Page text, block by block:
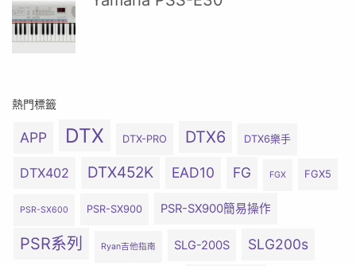
熱門標籤
APP DTX DTX-PRO DTX6 DTX6樂手
DTX402 DTX452K EAD10 FG FGX FGX5
PSR-SX600 PSR-SX900 PSR-SX900簡易操作
PSR系列 Ryan吉他指南 SLG-200S SLG200s